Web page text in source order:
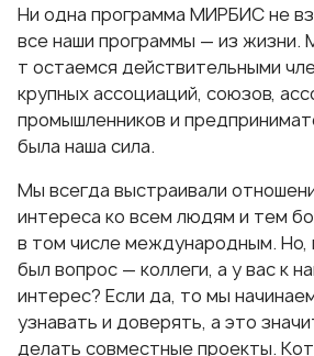
Ни одна программа МИРБИС не
все наши программы — из жизни.
т остаемся действительными
крупных ассоциаций, союзов,
промышленников и
была наша сила.
Мы всегда выстраивали
интереса ко всем людям и тем
в том числе международным. Но,
был вопрос — коллеги, а у вас к
интерес? Если да, то мы
узнавать и доверять, а это
делать совместные проекты.